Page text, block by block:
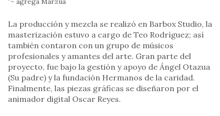
La producción y mezcla se realizó en Barbox Studio, la
masterización estuvo a cargo de Teo Rodríguez; así
también contaron con un grupo de músicos
profesionales y amantes del arte. Gran parte del
proyecto, fue bajo la gestión y apoyo de Ángel Otazua
(Su padre) y la fundación Hermanos de la caridad.
Finalmente, las piezas gráficas se diseñaron por el
animador digital Oscar Reyes.